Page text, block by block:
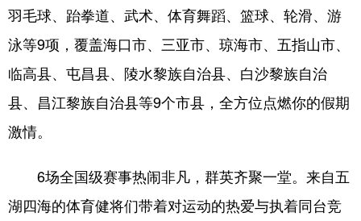
羽毛球、跆拳道、武术、体育舞蹈、篮球、轮滑、游
泳等9项，覆盖海口市、三亚市、琼海市、五指山市、
临高县、屯昌县、陵水黎族自治县、白沙黎族自治
县、昌江黎族自治县等9个市县，全方位点燃你的假期
激情。
6场全国级赛事热闹非凡，群英齐聚一堂。来自五
湖四海的体育健将们带着对运动的热爱与执着同台竞